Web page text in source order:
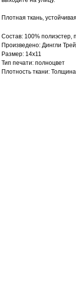
Плотная ткань,
Состав: 100%
Произведено: Дингли
Размер: 14х11
Тип печати: полноцвет
Плотность ткани: